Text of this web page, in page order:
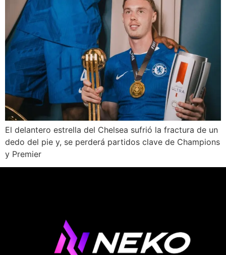
El delantero estrella del Chelsea sufrió la fractura de un
dedo del pie y, se perderá partidos clave de Champions
y Premier